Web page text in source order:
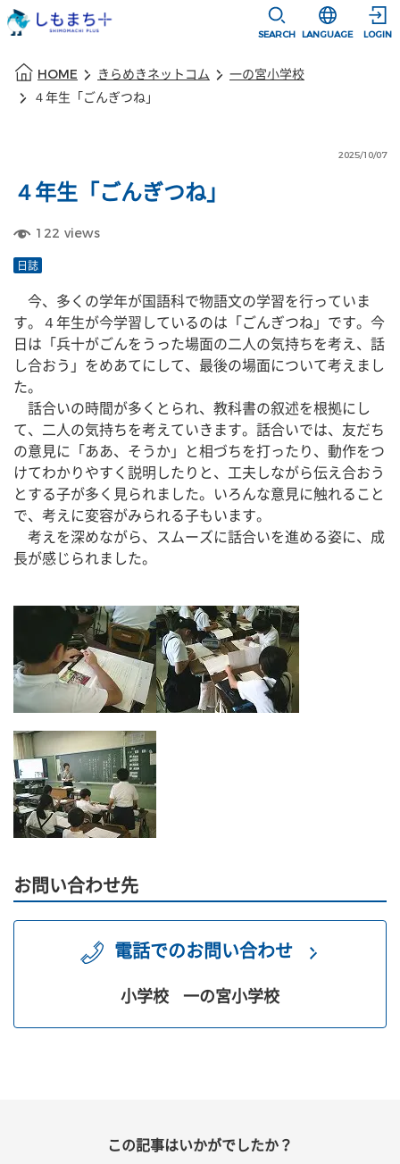
SEARCH
選択すると言
LANGUAGE LOGIN
HOME きらめきネットコム
一の宮小学校
４年生「ごんぎつね」
2025/10/07
４年生「ごんぎつね」
122 views
日誌
今、多くの学年が国語科で物語文の学習を行っていま
す。４年生が今学習しているのは「ごんぎつね」です。今
日は「兵十がごんをうった場面の二人の気持ちを考え、話
し合おう」をめあてにして、最後の場面について考えまし
た。
話合いの時間が多くとられ、教科書の叙述を根拠にし
て、二人の気持ちを考えていきます。話合いでは、友だち
の意見に「ああ、そうか」と相づちを打ったり、動作をつ
けてわかりやすく説明したりと、工夫しながら伝え合おう
とする子が多く見られました。いろんな意見に触れること
で、考えに変容がみられる子もいます。
考えを深めながら、スムーズに話合いを進める姿に、成
長が感じられました。
お問い合わせ先
電話でのお問い合わせ
小学校 一の宮小学校
この記事はいかがでしたか？